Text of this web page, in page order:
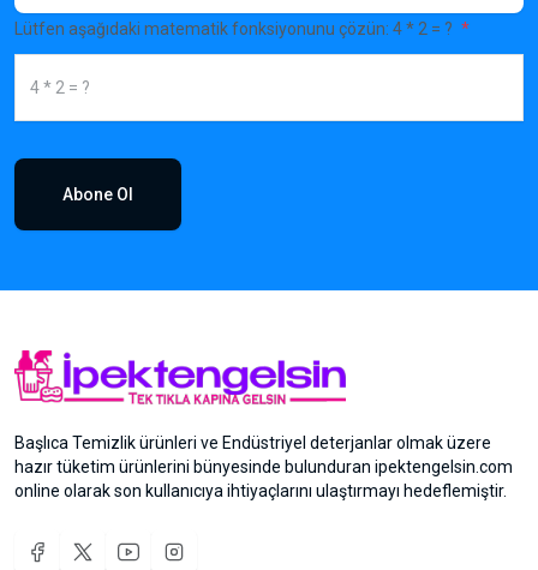
Lütfen aşağıdaki matematik fonksiyonunu çözün: 4 * 2 = ?
Abone Ol
Başlıca Temizlik ürünleri ve Endüstriyel deterjanlar olmak üzere
hazır tüketim ürünlerini bünyesinde bulunduran ipektengelsin.com
online olarak son kullanıcıya ihtiyaçlarını ulaştırmayı hedeflemiştir.